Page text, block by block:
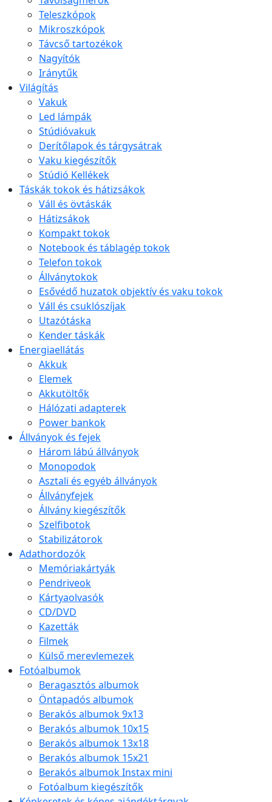
Teleszkópok
Mikroszkópok
Távcső tartozékok
Nagyítók
Iránytűk
Világítás
Vakuk
Led lámpák
Stúdióvakuk
Derítőlapok és tárgysátrak
Vaku kiegészítők
Stúdió Kellékek
Táskák tokok és hátizsákok
Váll és övtáskák
Hátizsákok
Kompakt tokok
Notebook és táblagép tokok
Telefon tokok
Állványtokok
Esővédő huzatok objektív és vaku tokok
Váll és csuklószíjak
Utazótáska
Kender táskák
Energiaellátás
Akkuk
Elemek
Akkutöltők
Hálózati adapterek
Power bankok
Állványok és fejek
Három lábú állványok
Monopodok
Asztali és egyéb állványok
Állványfejek
Állvány kiegészítők
Szelfibotok
Stabilizátorok
Adathordozók
Memóriakártyák
Pendriveok
Kártyaolvasók
CD/DVD
Kazetták
Filmek
Külső merevlemezek
Fotóalbumok
Beragasztós albumok
Öntapadós albumok
Berakós albumok 9x13
Berakós albumok 10x15
Berakós albumok 13x18
Berakós albumok 15x21
Berakós albumok Instax mini
Fotóalbum kiegészítők